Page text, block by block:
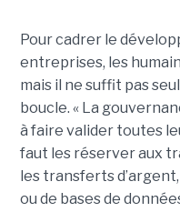
Pour cadrer le
entreprises, les
mais il ne suffit pas
boucle. « La
à faire valider toutes
faut les réserver aux
les transferts
ou de bases de